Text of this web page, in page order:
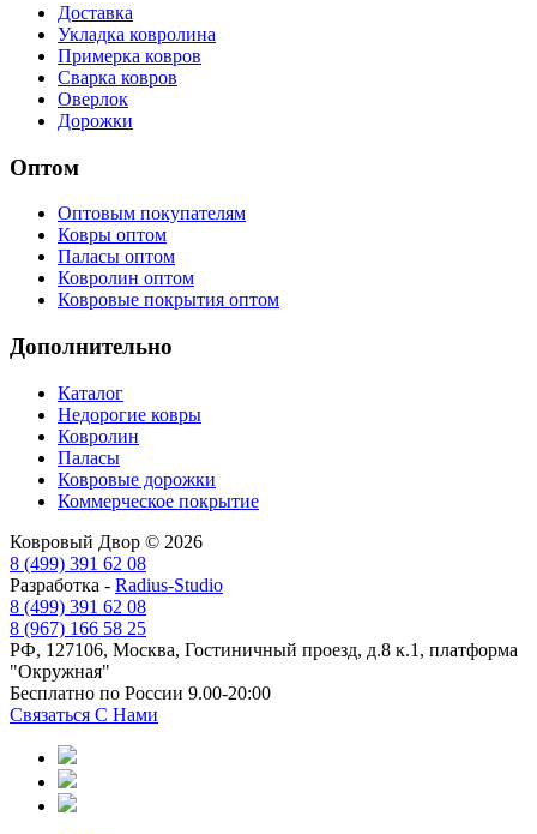
Доставка
Укладка ковролина
Примерка ковров
Сварка ковров
Оверлок
Дорожки
Оптом
Оптовым покупателям
Ковры оптом
Паласы оптом
Ковролин оптом
Ковровые покрытия оптом
Дополнительно
Каталог
Недорогие ковры
Ковролин
Паласы
Ковровые дорожки
Коммерческое покрытие
Ковровый Двор © 2026
8 (499) 391 62 08
Разработка - Radius-Studio
8 (499) 391 62 08
8 (967) 166 58 25
РФ, 127106, Москва, Гостиничный проезд, д.8 к.1, платформа
"Окружная"
Бесплатно по России 9.00-20:00
Связаться С Нами